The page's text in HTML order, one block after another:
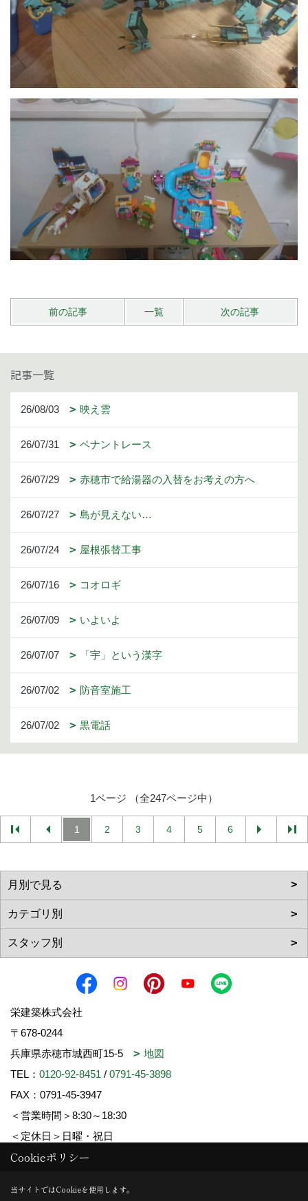
前の記事 一覧 次の記事
記事一覧
26/08/03 映え雲
26/07/31 ペナントレース
26/07/29 赤穂市で給湯器の入替をお考えの方へ
26/07/27 島が見えない…
26/07/24 屋根張替工事
26/07/16 コオロギ
26/07/09 いよいよ
26/07/07 「宇」という漢字
26/07/02 防音室施工
26/07/02 黒電話
1ページ （全247ページ中）
1 2 3 4 5 6
栄建築株式会社
〒678-0244
兵庫県赤穂市城西町15-5
地図
TEL： 0120-92-8451 / 0791-45-3898
FAX：0791-45-3947
＜営業時間＞8:30～18:30
＜定休日＞日曜・祝日
Copyright (c) SAKAE-KENCHIKU. All Rights Reserved.
Cookieポリシー
当サイトではCookieを使用します。